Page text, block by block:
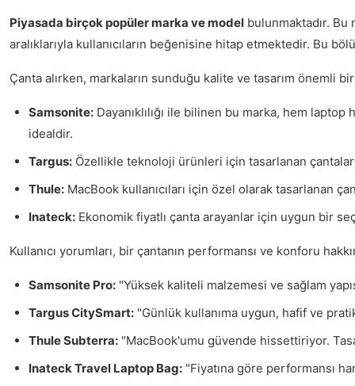
Piyasada birçok popüler marka ve model bulunmaktadır. Bu
aralıklarıyla kullanıcıların beğenisine hitap etmektedir. Bu
Çanta alırken, markaların sunduğu kalite ve tasarım önemli
Samsonite: Dayanıklılığı ile bilinen bu marka, hem
idealdir.
Targus: Özellikle teknoloji ürünleri için tasarlanan
Thule: MacBook kullanıcıları için özel olarak tasarlanan
Inateck: Ekonomik fiyatlı çanta arayanlar için uygun bir
Kullanıcı yorumları, bir çantanın performansı ve konforu
Samsonite Pro: "Yüksek kaliteli malzemesi ve sağlam
Targus CitySmart: "Günlük kullanıma uygun, hafif ve
Thule Subterra: "MacBook'umu güvende hissettiriyor.
Inateck Travel Laptop Bag: "Fiyatına göre performansı